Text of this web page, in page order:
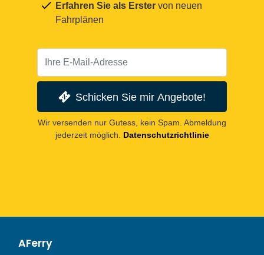
Erfahren Sie als Erster von neuen
Fahrplänen
Schicken Sie mir Angebote!
Wir versenden nur Gutess, kein Spam. Abmeldung
jederzeit möglich.
Datenschutzrichtlinie
AFerry